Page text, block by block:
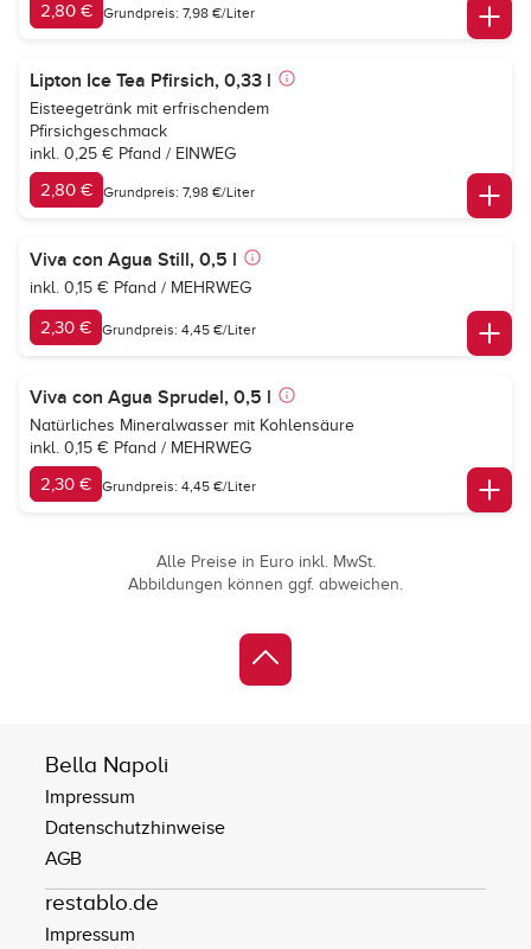
2,80 € Grundpreis: 7,98 €/Liter
Lipton Ice Tea Pfirsich, 0,33 l
Eisteegetränk mit erfrischendem
Pfirsichgeschmack
inkl. 0,25 € Pfand / EINWEG
2,80 € Grundpreis: 7,98 €/Liter
Viva con Agua Still, 0,5 l
inkl. 0,15 € Pfand / MEHRWEG
2,30 € Grundpreis: 4,45 €/Liter
Viva con Agua Sprudel, 0,5 l
Natürliches Mineralwasser mit Kohlensäure
inkl. 0,15 € Pfand / MEHRWEG
2,30 € Grundpreis: 4,45 €/Liter
Alle Preise in Euro inkl. MwSt.
Abbildungen können ggf. abweichen.
Bella Napoli
Impressum
Datenschutzhinweise
AGB
restablo.de
Impressum